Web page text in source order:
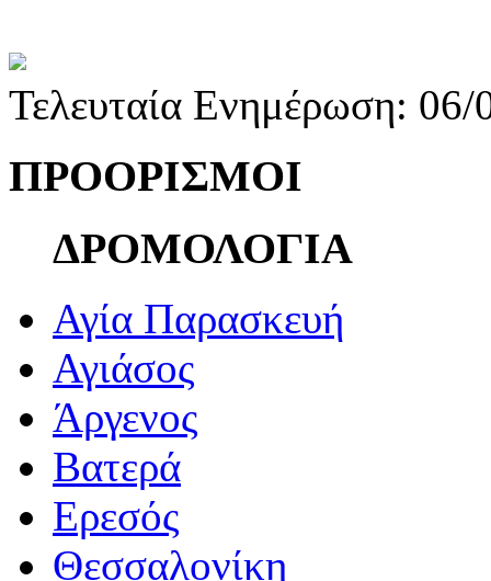
Τελευταία Ενημέρωση:
ΠΡΟΟΡΙΣΜΟΙ
ΔΡΟΜΟΛΟΓΙΑ
Αγία Παρασκευή
Αγιάσος
Άργενος
Βατερά
Ερεσός
Θεσσαλονίκη